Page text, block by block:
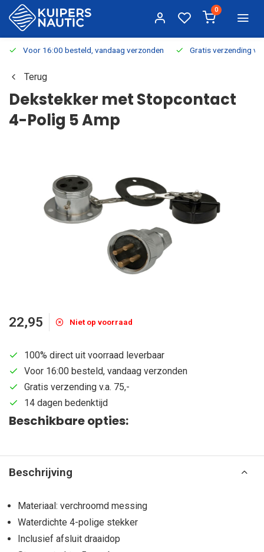
0
Voor 16:00 besteld, vandaag verzonden Gratis verzending
Terug
Dekstekker met Stopcontact
4-Polig 5 Amp
22,95 Niet op voorraad
100% direct uit voorraad leverbaar
Voor 16:00 besteld, vandaag verzonden
Gratis verzending v.a. 75,-
14 dagen bedenktijd
Beschikbare opties:
Beschrijving
Materiaal: verchroomd messing
Waterdichte 4-polige stekker
Inclusief afsluit draaidop